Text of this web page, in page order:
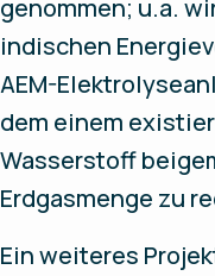
genommen; u.a.
indischen
AEM-
dem einem
Wasserstoff
Erdgasmenge zu
Ein weiteres